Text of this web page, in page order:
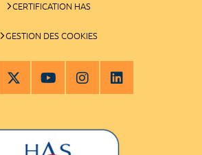
CERTIFICATION HAS
GESTION DES COOKIES